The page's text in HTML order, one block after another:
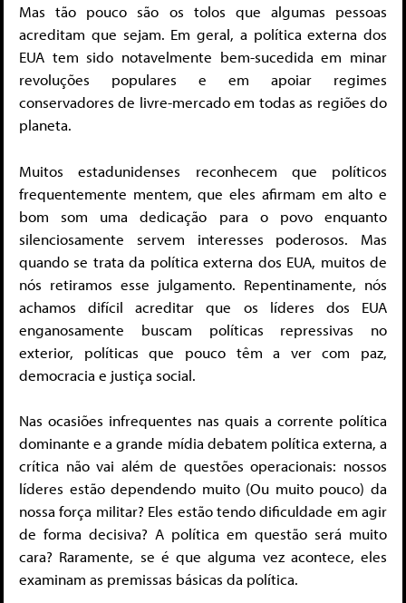
Mas tão pouco são os tolos que algumas pessoas
acreditam que sejam. Em geral, a política externa dos
EUA tem sido notavelmente bem-sucedida em minar
revoluções populares e em apoiar regimes
conservadores de livre-mercado em todas as regiões do
planeta.
Muitos estadunidenses reconhecem que políticos
frequentemente mentem, que eles afirmam em alto e
bom som uma dedicação para o povo enquanto
silenciosamente servem interesses poderosos. Mas
quando se trata da política externa dos EUA, muitos de
nós retiramos esse julgamento. Repentinamente, nós
achamos difícil acreditar que os líderes dos EUA
enganosamente buscam políticas repressivas no
exterior, políticas que pouco têm a ver com paz,
democracia e justiça social.
Nas ocasiões infrequentes nas quais a corrente política
dominante e a grande mídia debatem política externa, a
crítica não vai além de questões operacionais: nossos
líderes estão dependendo muito (Ou muito pouco) da
nossa força militar? Eles estão tendo dificuldade em agir
de forma decisiva? A política em questão será muito
cara? Raramente, se é que alguma vez acontece, eles
examinam as premissas básicas da política.